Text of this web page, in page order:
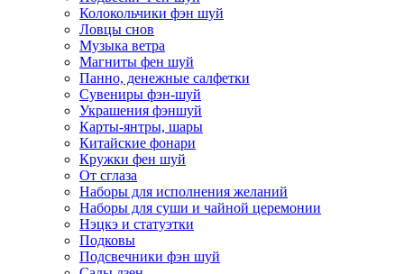
Колокольчики фэн шуй
Ловцы снов
Музыка ветра
Магниты фен шуй
Панно, денежные салфетки
Сувениры фэн-шуй
Украшения фэншуй
Карты-янтры, шары
Китайские фонари
Кружки фен шуй
От сглаза
Наборы для исполнения желаний
Наборы для суши и чайной церемонии
Нэцкэ и статуэтки
Подковы
Подсвечники фэн шуй